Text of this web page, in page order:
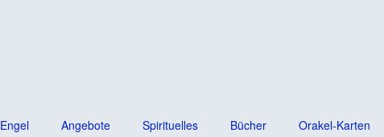
Engel Angebote Spirituelles Bücher Orakel-Karten